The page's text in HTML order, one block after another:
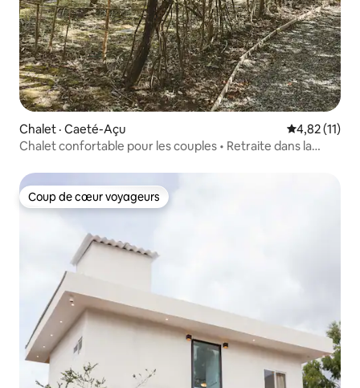
Chalet · Caeté-Açu Note
4,82 (11)
Chalet confortable pour les couples • Retraite dans la
Coup de cœur voyageurs
Coup de cœur voyageurs